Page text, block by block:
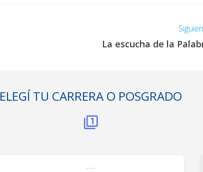
La escucha de la
ELEGÍ TU CARRERA O POSGRADO
. . .